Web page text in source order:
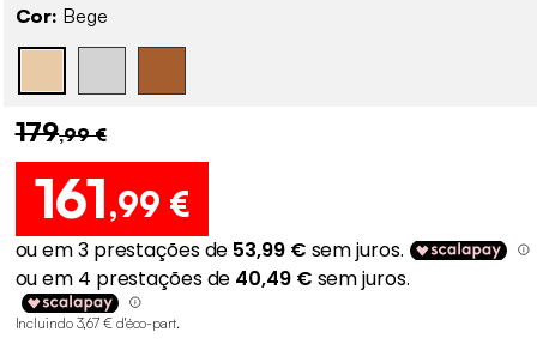
Cor: Bege
179,99 €
161,99 €
Incluindo 3,67 € d'éco-part.